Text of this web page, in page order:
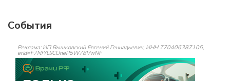
События
Реклама: ИП Вышковский Евгений Геннадьевич, ИНН 770406387105,
erid=F7NfYUJCUneP5W78VwNF